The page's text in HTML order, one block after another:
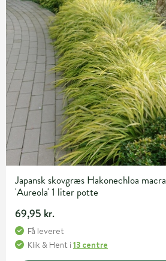
Japansk skovgræs Hakonechloa macra
'Aureola' 1 liter potte
69,95 kr.
Få leveret
Klik & Hent i 13 centre